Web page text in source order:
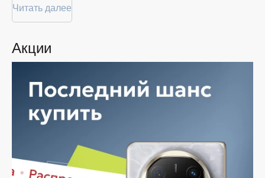
Покупателям доступна покупка Яндекс Станция Лайт
по привлекательной цене: мы регулярно обновляем
предоставляем большой выбор продукции. В нашем
магазине в Липецке вы всегда найдёте нужный
быстро — независимо от объема, с возможностью
выполнить бесплатную доставку.
Планируете покупку в рассрочку? У нас есть такая
услуга. Мы предлагаем удобные условия оплаты,
выберите нужную позицию, добавьте в корзину и
оформите заявку — купить Яндекс Станция Лайт в
Липецке вы сможете в кратчайшие сроки.
Читать далее
Акции